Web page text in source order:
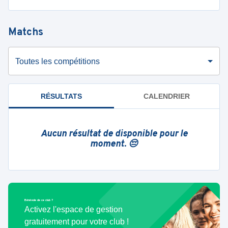
Matchs
Toutes les compétitions
RÉSULTATS CALENDRIER
Aucun résultat de disponible pour le
moment. 😔
Bénévole de ce club ?
Activez l'espace de gestion
gratuitement pour votre club !